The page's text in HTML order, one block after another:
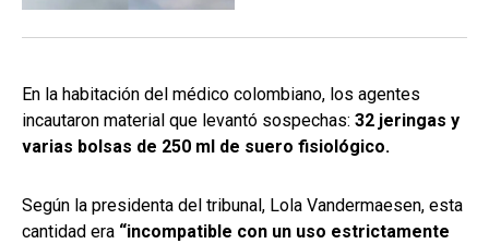
En la habitación del médico colombiano, los agentes
incautaron material que levantó sospechas: 32 jeringas y
varias bolsas de 250 ml de suero fisiológico.
Según la presidenta del tribunal, Lola Vandermaesen, esta
cantidad era “incompatible con un uso estrictamente